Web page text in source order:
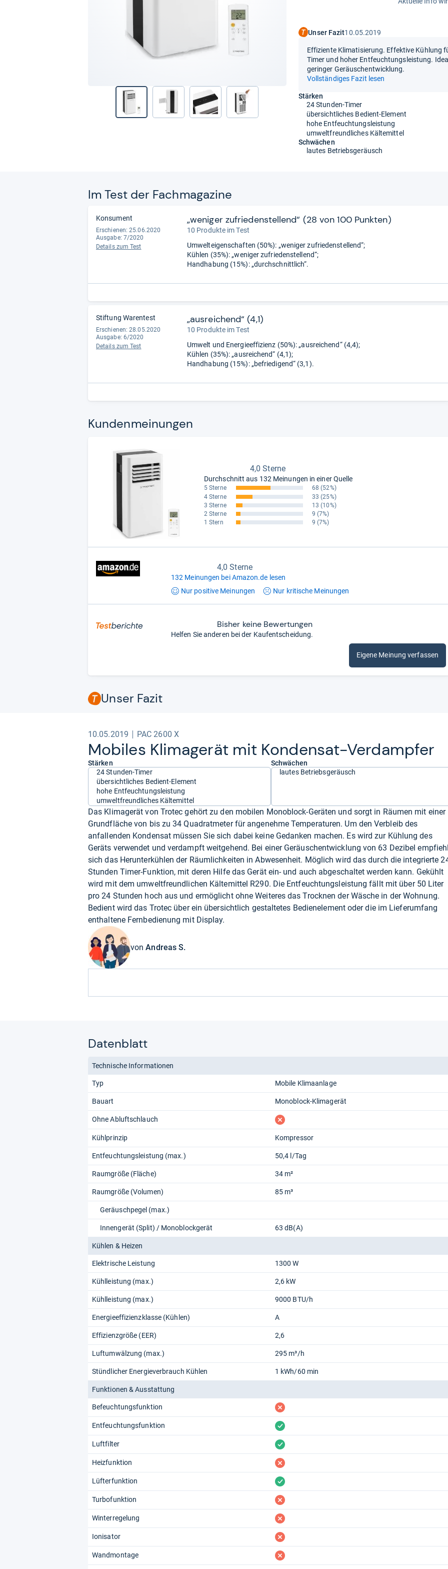
Unser Fazit10.05.2019
Effiziente Klimatisierung. Effektive Kühlung
Timer und hoher Entfeuchtungsleistung.
geringer Geräuschentwicklung.
Vollständiges Fazit lesen
Stärken
24 Stunden-Timer
übersichtliches Bedient-Element
hohe Entfeuchtungsleistung
umweltfreundliches Kältemittel
Schwächen
lautes Betriebsgeräusch
Im Test der Fach­ma­ga­zine
Konsument
Erschienen: 25.06.2020
Ausgabe: 7/2020
Details zum Test
„weniger zufriedenstellend“ (28 von 100 Punkten)
10 Produkte im Test
Umwelteigenschaften (50%): „weniger zufriedenstellend“;
Kühlen (35%): „weniger zufriedenstellend“;
Handhabung (15%): „durchschnittlich“.
Stiftung Warentest
Erschienen: 28.05.2020
Ausgabe: 6/2020
Details zum Test
„ausreichend“ (4,1)
10 Produkte im Test
Umwelt und Energieeffizienz (50%): „ausreichend“ (4,4);
Kühlen (35%): „ausreichend“ (4,1);
Handhabung (15%): „befriedigend“ (3,1).
Kun­den­mei­nun­gen
4,0 Sterne
Durchschnitt aus 132 Meinungen in einer Quelle
5 Sterne 68 (52%)
4 Sterne
33 (25%)
3 Sterne
13 (10%)
2 Sterne
9 (7%)
1 Stern
9 (7%)
4,0 Sterne
132 Meinungen bei Amazon.de lesen
Nur positive Meinungen Nur kritische Meinungen
Bisher keine Bewertungen
Helfen Sie anderen bei der Kaufentscheidung.
Eigene Meinung verfassen
Unser Fazit
10.05.2019 PAC 2600 X
Mobi­les Kli­ma­ge­rät mit Kon­den­sat-​Ver­damp­fer
Stärken
24 Stunden-Timer
übersichtliches Bedient-Element
hohe Entfeuchtungsleistung
umweltfreundliches Kältemittel
Schwächen
lautes Betriebsgeräusch
Das Klimagerät von Trotec gehört zu den mobilen Monoblock-Geräten und sorgt in Räumen mit einer
Grundfläche von bis zu 34 Quadratmeter für angenehme Temperaturen. Um den Verbleib des
anfallenden Kondensat müssen Sie sich dabei keine Gedanken machen. Es wird zur Kühlung des
Geräts verwendet und verdampft weitgehend. Bei einer Geräuschentwicklung von 63 Dezibel
sich das Herunterkühlen der Räumlichkeiten in Abwesenheit. Möglich wird das durch die integrierte
Stunden Timer-Funktion, mit deren Hilfe das Gerät ein- und auch abgeschaltet werden kann. Gekühlt
wird mit dem umweltfreundlichen Kältemittel R290. Die Entfeuchtungsleistung fällt mit über 50 Liter
pro 24 Stunden hoch aus und ermöglicht ohne Weiteres das Trocknen der Wäsche in der Wohnung.
Bedient wird das Trotec über ein übersichtlich gestaltetes Bedienelement oder die im Lieferumfang
enthaltene Fernbedienung mit Display.
vonAndreas S.
Datenblatt
Technische Informationen
Typ Mobile Klimaanlage
Bauart Monoblock-Klimagerät
Ohne Abluftschlauch fehlt
Kühlprinzip Kompressor
Entfeuchtungsleistung (max.) 50,4 l/Tag
Raumgröße (Fläche) 34 m²
Raumgröße (Volumen) 85 m³
Geräuschpegel (max.)
Innengerät (Split) / Monoblockgerät 63 dB(A)
Kühlen & Heizen
Elektrische Leistung 1300 W
Kühlleistung (max.) 2,6 kW
Kühlleistung (max.) 9000 BTU/h
Energieeffizienzklasse (Kühlen) A
Effizienzgröße (EER) 2,6
Luftumwälzung (max.) 295 m³/h
Stündlicher Energieverbrauch Kühlen 1 kWh/60 min
Funktionen & Ausstattung
Befeuchtungsfunktion fehlt
Entfeuchtungsfunktion vorhanden
Luftfilter vorhanden
Heizfunktion fehlt
Lüfterfunktion vorhanden
Turbofunktion fehlt
Winterregelung fehlt
Ionisator fehlt
Wandmontage fehlt